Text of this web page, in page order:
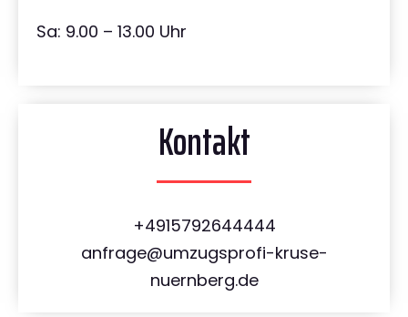
Sa: 9.00 – 13.00 Uhr
Kontakt
+4915792644444
anfrage@umzugsprofi-kruse-
nuernberg.de